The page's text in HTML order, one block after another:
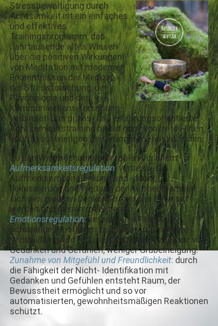
Stressbewältigung durch
Achtsamkeit ist ein einfaches
und effektives
Trainingsprogramm, das
Jahrtausende altes Wissen
über die positiven Wirkungen
von Meditation mit modernen
Erkenntnissen der Medizin,
der Stressforschung, der
Psychologie und der
Kommunikations-forschung
verbindet. Das praxis- und erfahrungsorientierte
Achtsamkeitstraining bietet ganz konkrete Hilfen,
auch in schwierigen Zeiten inneren Halt zu finden.
Zu den Wirkmechanismen zählen vor allem:
Aufmerksamkeitsregulation: verbesserte
Aufmerksamkeitslenkung und -dauer,
Fokussierung und Weitung der Aufmerksamkeit,
sich des eigenen Denken-Prozesses bewusst
werden und diesen reflektieren.
Emotionsregulation:verbesserte Fähigkeit
schwierige Emotionen zu tolerieren, Emotions-
Vermeidung wird reduziert, größere Akzeptanz von
Gedanken und Gefühlen, weniger Grübelneigung.
Zunahme von Mitgefühl und Freundlichkeit: durch
die Fähigkeit der Nicht- Identifikation mit
Gedanken und Gefühlen entsteht Raum, der
Bewusstheit ermöglicht und so vor
automatisierten, gewohnheitsmäßigen Reaktionen
schützt.